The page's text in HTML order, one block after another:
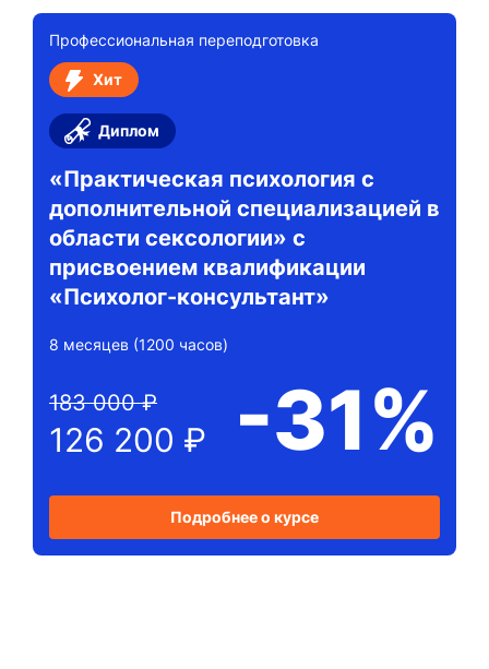
Профессиональная переподготовка
Хит
Диплом
«Практическая психология с
дополнительной специализацией в
области сексологии» с
присвоением квалификации
«Психолог-консультант»
8 месяцев (1200 часов)
126 200 ₽
183 000 ₽ -31%
Подробнее о курсе